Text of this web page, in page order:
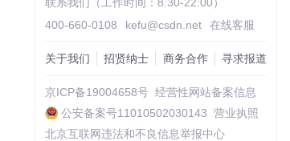
400-660-0108
kefu@csdn.net 在线客服
关于我们 招贤纳士 商务合作 寻求报道
京ICP备19004658号 经营性网站备案信息
公安备案号11010502030143 营业执照
北京互联网违法和不良信息举报中心